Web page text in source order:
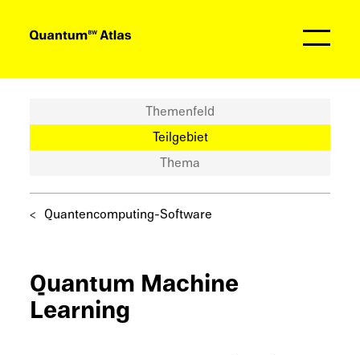
Themenfeld
Teilgebiet
Thema
Quantencomputing-Software
Quantum Machine
Learning